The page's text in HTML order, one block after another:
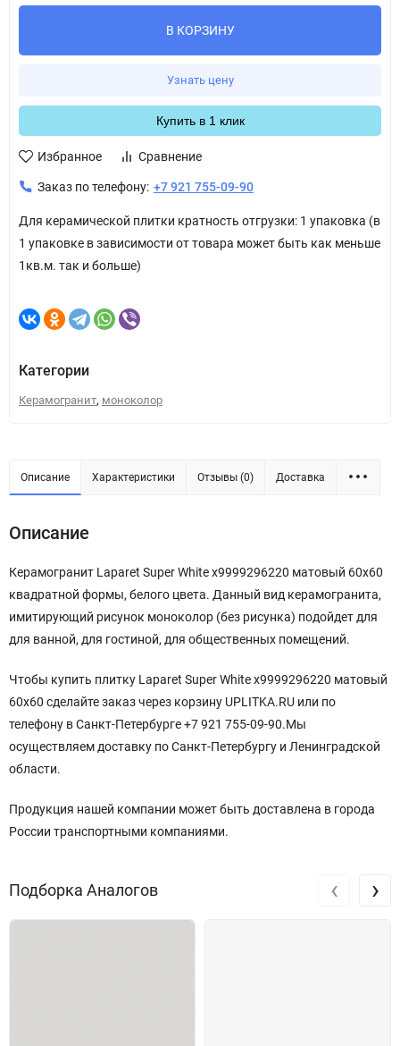
В КОРЗИНУ
Узнать цену
Купить в 1 клик
Избранное Сравнение
Заказ по телефону: +7 921 755-09-90
Для керамической плитки кратность отгрузки: 1 упаковка (в
1 упаковке в зависимости от товара может быть как меньше
1кв.м. так и больше)
Категории
Керамогранит, моноколор
Описание Характеристики Отзывы (0) Доставка
Описание
Керамогранит Laparet Super White х9999296220 матовый 60х60
квадратной формы, белого цвета. Данный вид керамогранита,
имитирующий рисунок моноколор (без рисунка) подойдет для
для ванной, для гостиной, для общественных помещений.
Чтобы купить плитку Laparet Super White х9999296220 матовый
60х60 сделайте заказ через корзину UPLITKA.RU или по
телефону в Санкт-Петербурге +7 921 755-09-90.Мы
осуществляем доставку по Санкт-Петербургу и Ленинградской
области.
Продукция нашей компании может быть доставлена в города
России транспортными компаниями.
Подборка Аналогов ‹ ›